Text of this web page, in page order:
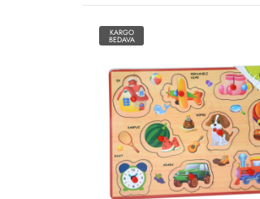
KARGO
BEDAVA